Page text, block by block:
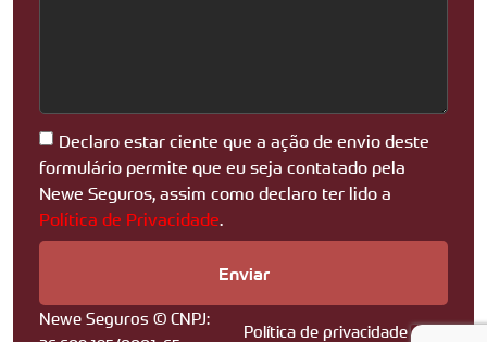
Declaro estar ciente que a ação de envio deste
formulário permite que eu seja contatado pela
Newe Seguros, assim como declaro ter lido a
Política de Privacidade.
Enviar
Newe Seguros © CNPJ:
Política de privacidade